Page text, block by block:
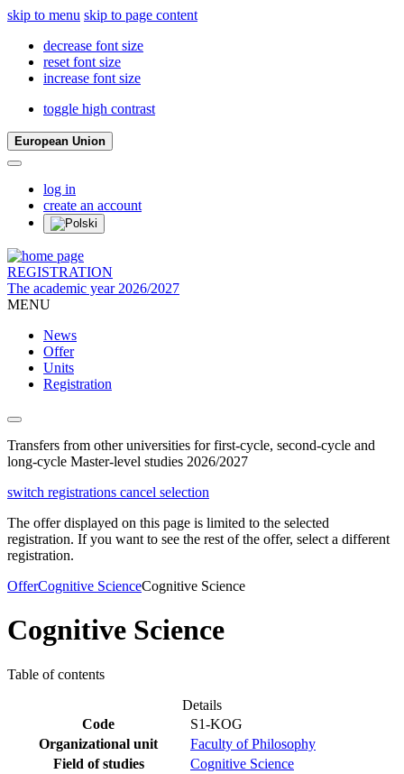
skip to menu skip to page content
decrease font size
reset font size
increase font size
toggle high contrast
European Union
log in
create an account
REGISTRATION
The academic year 2026/2027
MENU
News
Offer
Units
Registration
Transfers from other universities for first-cycle, second-cycle and
long-cycle Master-level studies 2026/2027
switch registrations cancel selection
The offer displayed on this page is limited to the selected
registration. If you want to see the rest of the offer, select a different
registration.
OfferCognitive ScienceCognitive Science
Cognitive Science
Table of contents
Details
Code
S1-KOG
Organizational unit
Faculty of Philosophy
Field of studies
Cognitive Science